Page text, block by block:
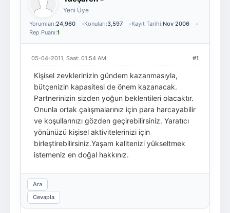
Yeni Üye
Yorumları:24,960 Konuları:3,597 Kayıt Tarihi:Nov 2006
Rep Puanı:1
#1
05-04-2011, Saat: 01:54 AM
Kişisel zevklerinizin gündem kazanmasıyla,
bütçenizin kapasitesi de önem kazanacak.
Partnerinizin sizden yoğun beklentileri olacaktır.
Onunla ortak çalışmalarınız için para harcayabilir
ve koşullarınızı gözden geçirebilirsiniz. Yaratıcı
yönünüzü kişisel aktivitelerinizi için
birleştirebilirsiniz.Yaşam kalitenizi yükseltmek
istemeniz en doğal hakkınız.
Ara
Cevapla